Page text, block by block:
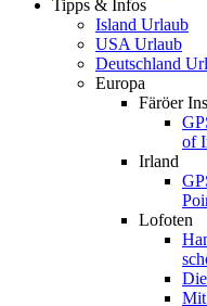
Tipps & Infos
Island Urlaub
USA Urlaub
Deutschland
Europa
Färöer
of
Irland
Lofoten
Mit